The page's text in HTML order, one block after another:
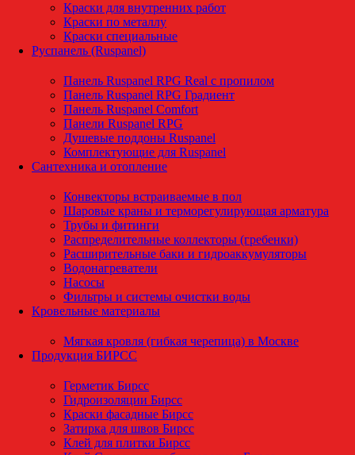
Краски для внутренних работ
Краски по металлу
Краски специальные
Руспанель (Ruspanel)
Панель Ruspanel RPG Real с пропилом
Панель Ruspanel RPG Градиент
Панель Ruspanel Comfort
Панели Ruspanel RPG
Душевые поддоны Ruspanel
Комплектующие для Ruspanel
Сантехника и отопление
Конвекторы встраиваемые в пол
Шаровые краны и терморегулирующая арматура
Трубы и фитинги
Распределительные коллекторы (гребенки)
Расширительные баки и гидроаккумуляторы
Водонагреватели
Насосы
Фильтры и системы очистки воды
Кровельные материалы
Мягкая кровля (гибкая черепица) в Москве
Продукция БИРСС
Герметик Бирсс
Гидроизоляции Бирсс
Краски фасадные Бирсс
Затирка для швов Бирсс
Клей для плитки Бирсс